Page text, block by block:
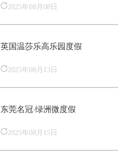
2025年08月08日
英国温莎乐高乐园度假
2025年08月13日
东莞名冠·绿洲微度假
2025年08月15日